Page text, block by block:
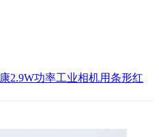
2.9W功率工业相机用条形红